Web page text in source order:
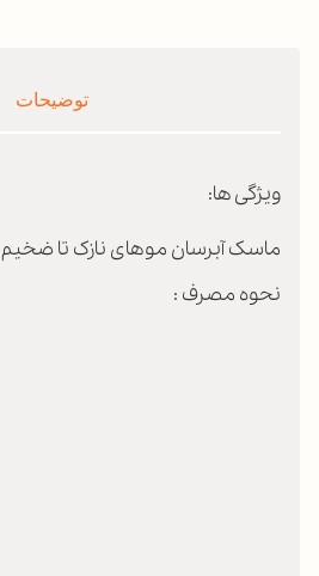
توضیحات
ویژگی ها:
ماسک آبرسان موهای نازک تا ضخیم
نحوه مصرف :